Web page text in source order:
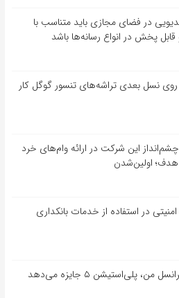
در فضای مجازی باید متناسب با
پخش در انواع رسانه‌ها باشد
نسل بعدی تراشه‌های تنسور گوگل کار
چشم‌انداز این شرکت در ارائه وام‌های خرد
اولین‌شدن
در استفاده از خدمات بانکداری
پلی‌استیشن ۵ جایزه می‌دهد